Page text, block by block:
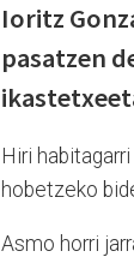
Ioritz
pasatzen
Hiri
hobetzeko
Asmo horri